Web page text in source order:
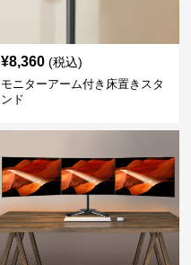
¥8,360 (税込)
モニターアーム付き床置きスタ
ンド